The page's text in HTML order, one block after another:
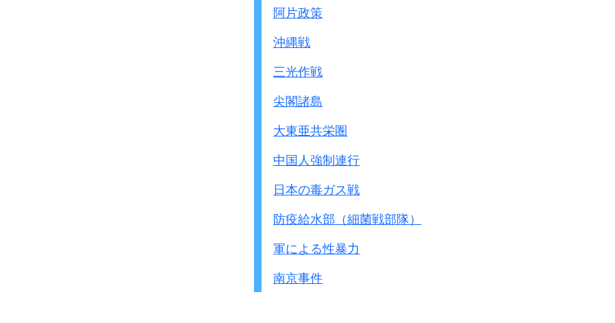
阿片政策
沖縄戦
三光作戦
尖閣諸島
大東亜共栄圏
中国人強制連行
日本の毒ガス戦
防疫給水部（細菌戦部隊）
軍による性暴力
南京事件